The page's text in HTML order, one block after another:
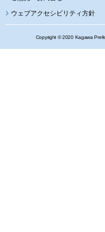
ウェブアクセシビリティ方針
Copyright © 2020 Kagawa